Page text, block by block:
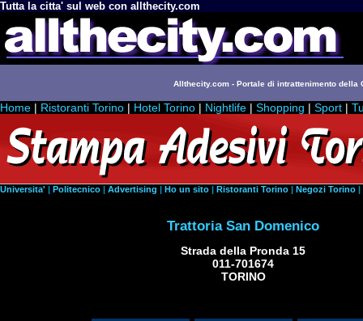
Tutta la citta' sul web con allthecity.com
Allthecity.com - Portale di intrattenimento della
Home | Ristoranti Torino | Hotel Torino | Nightlife | Shopping | Sport |
Universita' | Politecnico | Advertising | Ho un sito | Ristoranti Torino | Negozi Torino |
Trattoria San Domenico
Strada della Pronda 15
011-701674
TORINO